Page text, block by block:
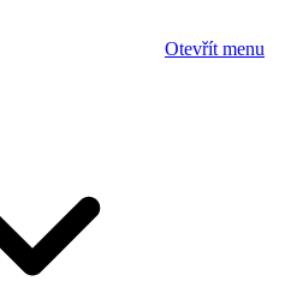
Otevřít menu